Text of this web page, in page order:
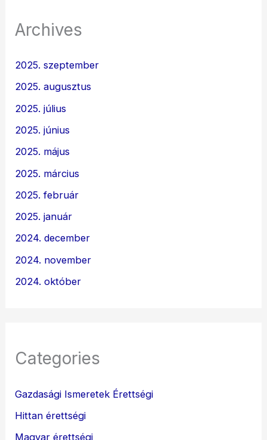
Archives
2025. szeptember
2025. augusztus
2025. július
2025. június
2025. május
2025. március
2025. február
2025. január
2024. december
2024. november
2024. október
Categories
Gazdasági Ismeretek Érettségi
Hittan érettségi
Magyar érettségi